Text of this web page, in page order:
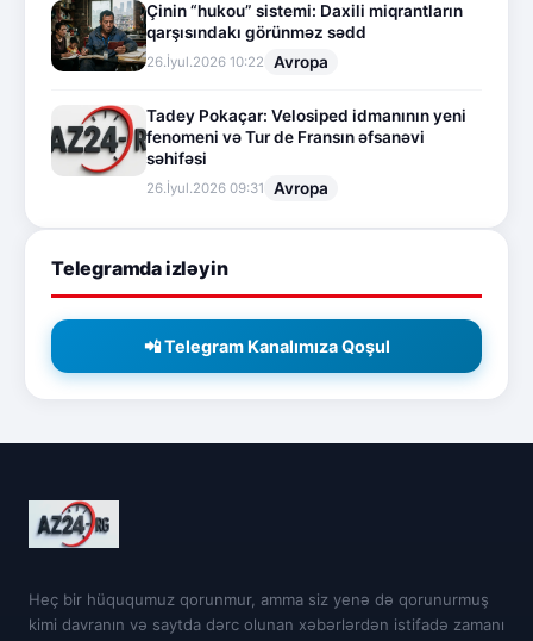
Çinin “hukou” sistemi: Daxili miqrantların
qarşısındakı görünməz sədd
26.İyul.2026 10:22 Avropa
Tadey Pokaçar: Velosiped idmanının yeni
fenomeni və Tur de Fransın əfsanəvi
səhifəsi
26.İyul.2026 09:31 Avropa
Telegramda izləyin
📲 Telegram Kanalımıza Qoşul
Heç bir hüququmuz qorunmur, amma siz yenə də qorunurmuş
kimi davranın və saytda dərc olunan xəbərlərdən istifadə zamanı